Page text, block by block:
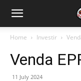
Home Investir
Venda
11 July 2024